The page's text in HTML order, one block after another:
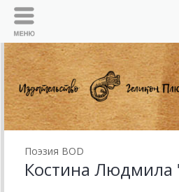
Поэзия BOD
Костина Людмила